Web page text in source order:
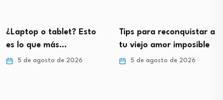
¿Laptop o tablet? Esto
es lo que más…
5 de agosto de 2026
Tips para reconquistar a
tu viejo amor imposible
5 de agosto de 2026